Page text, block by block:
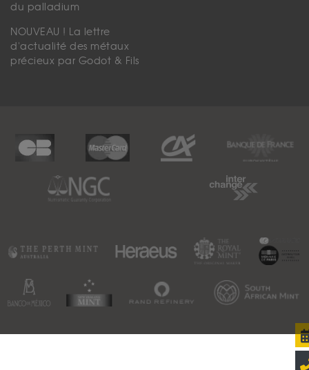
du palladium
NOUVEAU ! La lettre
d'actualité des métaux
précieux par Godot & Fils